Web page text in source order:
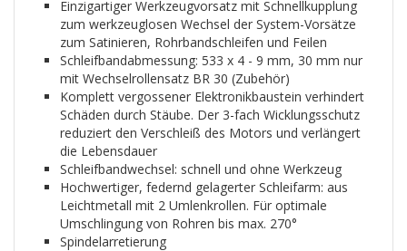
Einzigartiger Werkzeugvorsatz mit Schnellkupplung
zum werkzeuglosen Wechsel der System-Vorsätze
zum Satinieren, Rohrbandschleifen und Feilen
Schleifbandabmessung: 533 x 4 - 9 mm, 30 mm nur
mit Wechselrollensatz BR 30 (Zubehör)
Komplett vergossener Elektronikbaustein verhindert
Schäden durch Stäube. Der 3-fach Wicklungsschutz
reduziert den Verschleiß des Motors und verlängert
die Lebensdauer
Schleifbandwechsel: schnell und ohne Werkzeug
Hochwertiger, federnd gelagerter Schleifarm: aus
Leichtmetall mit 2 Umlenkrollen. Für optimale
Umschlingung von Rohren bis max. 270°
Spindelarretierung